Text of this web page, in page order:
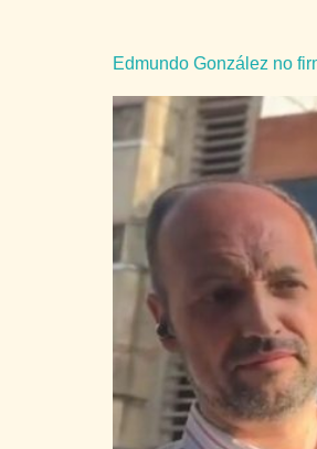
Edmundo González no